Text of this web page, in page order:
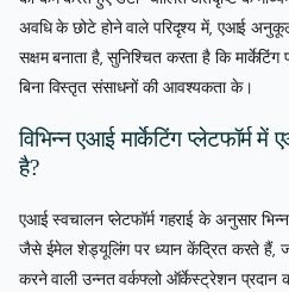
अवधि के छोटे होने वाले परिदृश्य में, एआई
सक्षम बनाता है, सुनिश्चित करता है कि मार्केटिंग
बिना विस्तृत संसाधनों की आवश्यकता के।
विभिन्न एआई मार्केटिंग प्लेटफॉर्म
है?
एआई स्वचालन प्लेटफॉर्म गहराई के अनुसार
जैसे ईमेल शेड्यूलिंग पर ध्यान केंद्रित करते हैं,
करने वाली उन्नत वर्कफ्लो ऑर्केस्ट्रेशन